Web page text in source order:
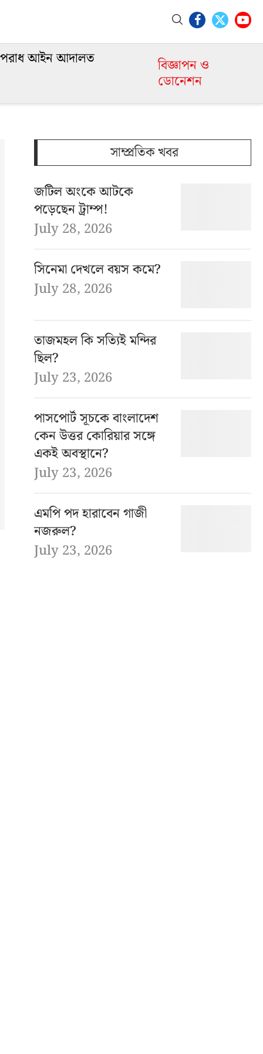
আইন আদালত বিজ্ঞাপন ও
ডোনেশন
সাম্প্রতিক খবর
জটিল অংকে আটকে
পড়েছেন ট্রাম্প!
July 28, 2026
সিনেমা দেখলে বয়স কমে?
July 28, 2026
তাজমহল কি সত্যিই মন্দির
ছিল?
July 23, 2026
পাসপোর্ট সূচকে বাংলাদেশ
কেন উত্তর কোরিয়ার সঙ্গে
একই অবস্থানে?
July 23, 2026
এমপি পদ হারাবেন গাজী
নজরুল?
July 23, 2026